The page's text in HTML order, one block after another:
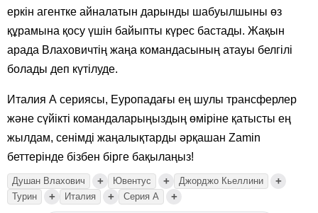
еркін агентке айналатын дарынды шабуылшыны өз
құрамына қосу үшін байыпты күрес бастады. Жақын
арада Влаховичтің жаңа командасының атауы белгілі
болады деп күтілуде.
Италия А сериясы, Еуропадағы ең шулы трансферлер
және сүйікті командаларыңыздың өміріне қатысты ең
жылдам, сенімді жаңалықтарды әрқашан Zamin
беттерінде бізбен бірге бақылаңыз!
Душан Влахович + Ювентус + Джорджо Кьеллини +
Турин + Италия + Серия А +